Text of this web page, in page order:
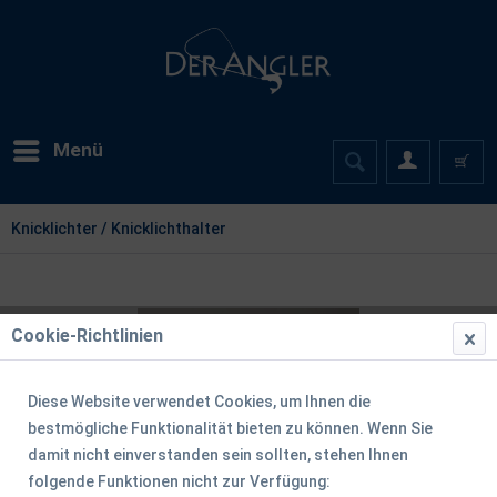
Menü
Knicklichter / Knicklichthalter
Cookie-Richtlinien
Diese Website verwendet Cookies, um Ihnen die
bestmögliche Funktionalität bieten zu können. Wenn Sie
damit nicht einverstanden sein sollten, stehen Ihnen
folgende Funktionen nicht zur Verfügung: